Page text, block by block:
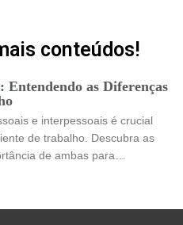
conteúdos!
Entendendo as Diferenças
e interpessoais é crucial
de trabalho. Descubra as
de ambas para…